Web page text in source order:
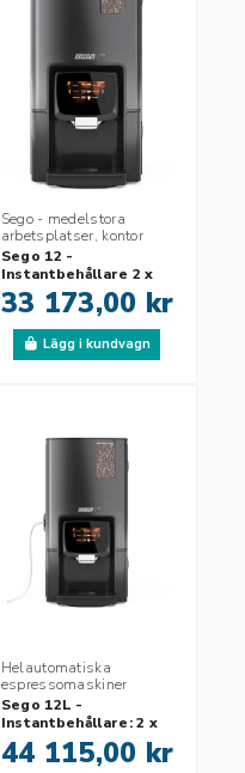
Sego - medelstora
arbetsplatser, kontor
Sego 12 -
Instantbehållare 2 x
1,3 liter - 60 Rek.
koppar per dag
33 173,00 kr
Lägg i kundvagn
Helautomatiska
espressomaskiner
Sego 12L -
Instantbehållare: 2 x
1,3 liter - 60 Rek.
koppar per dag
44 115,00 kr